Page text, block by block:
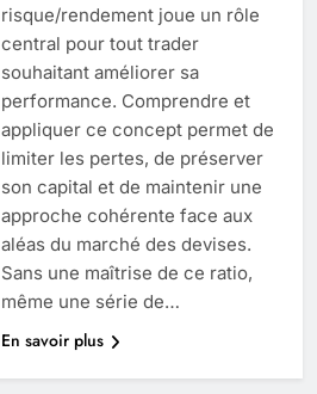
risque/rendement joue un rôle
central pour tout trader
souhaitant améliorer sa
performance. Comprendre et
appliquer ce concept permet de
limiter les pertes, de préserver
son capital et de maintenir une
approche cohérente face aux
aléas du marché des devises.
Sans une maîtrise de ce ratio,
même une série de…
En savoir plus